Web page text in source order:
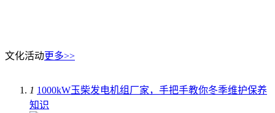
文化活动更多>>
1 1000kW玉柴发电机组厂家，手把手教你冬季维护保养
知识